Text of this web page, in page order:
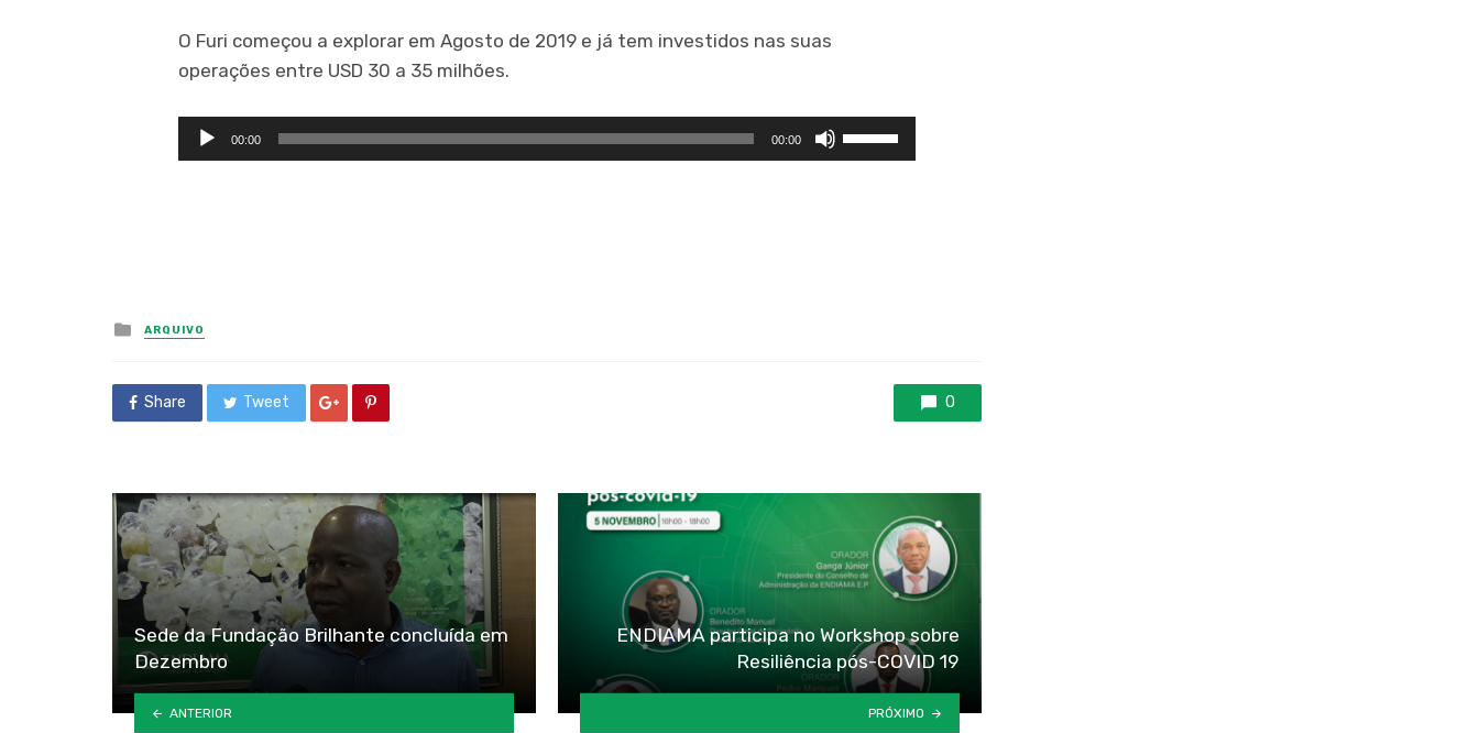
O Furi começou a explorar em Agosto de 2019 e já tem investidos nas suas
operações entre USD 30 a 35 milhões.
Tocador
de
00:00 00:00
Use
as
volume.
Posted
in
ARQUIVO
Share Tweet 0
Sede da Fundação Brilhante concluída em
Dezembro
ANTERIOR
ENDIAMA participa no Workshop sobre
Resiliência pós-COVID 19
PRÓXIMO